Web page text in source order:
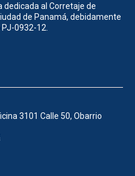
dedicada al Corretaje de
de Panamá, debidamente
0932-12.
3101 Calle 50, Obarrio